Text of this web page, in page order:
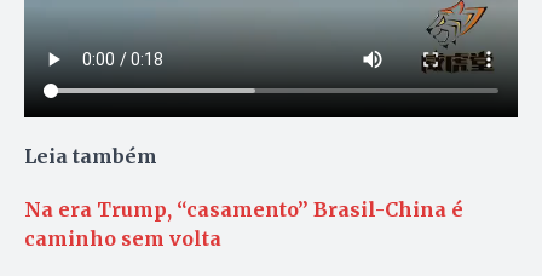
Leia também
Na era Trump, “casamento” Brasil-China é
caminho sem volta